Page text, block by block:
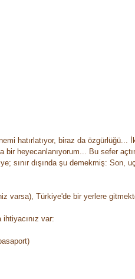
hatırlatıyor, biraz da özgürlüğü...
bir heyecanlanıyorum... Bu sefer
sınır dışında şu demekmiş: Son,
varsa), Türkiye'de bir yerlere
var: